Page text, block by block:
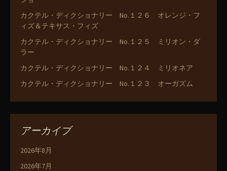
カクテル・ディクショナリー No.１２６ オレンジ・フ
ィズ＆テキサス・フィズ
カクテル・ディクショナリー No.１２５ ミリオン・ダ
ラー
カクテル・ディクショナリー No.１２４ ミリオネア
カクテル・ディクショナリー No.１２３ オーガズム
アーカイブ
2026年8月
2026年7月